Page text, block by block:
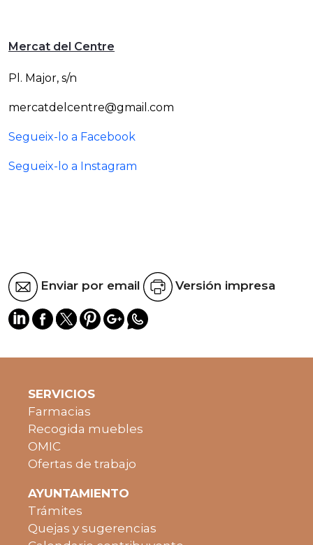
Mercat del Centre
Pl. Major, s/n
mercatdelcentre@gmail.com
Segueix-lo a Facebook
Segueix-lo a Instagram
Enviar por email Versión impresa
SERVICIOS
Farmacias
Recogida muebles
OMIC
Ofertas de trabajo
AYUNTAMIENTO
Trámites
Quejas y sugerencias